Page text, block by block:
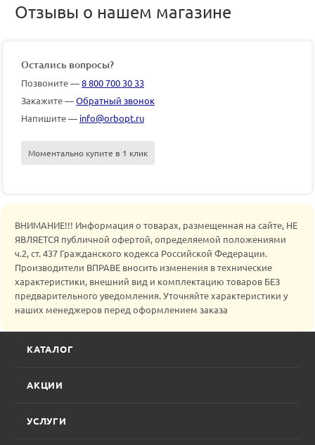
Отзывы о нашем магазине
Остались вопросы?
Позвоните —8 800 700 30 33
Закажите —Обратный звонок
Напишите — info@orbopt.ru
Моментально купите в 1 клик
ВНИМАНИЕ!!! Информация о товарах, размещенная на сайте, НЕ
ЯВЛЯЕТСЯ публичной офертой, определяемой положениями
ч.2, ст. 437 Гражданского кодекса Российской Федерации.
Производители ВПРАВЕ вносить изменения в технические
характеристики, внешний вид и комплектацию товаров БЕЗ
предварительного уведомления. Уточняйте характеристики у
наших менеджеров перед оформлением заказа
КАТАЛОГ
АКЦИИ
УСЛУГИ